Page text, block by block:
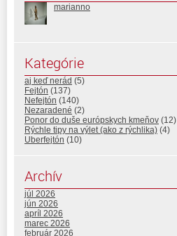
marianno
Kategórie
aj keď nerád (5)
Fejtón (137)
Nefejtón (140)
Nezaradené (2)
Ponor do duše európskych kmeňov (12)
Rýchle tipy na výlet (ako z rýchlika) (4)
Uberfejtón (10)
Archív
júl 2026
jún 2026
apríl 2026
marec 2026
február 2026